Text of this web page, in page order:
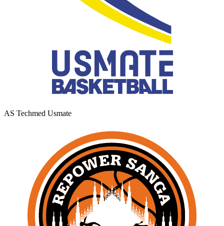
AS Techmed Usmate